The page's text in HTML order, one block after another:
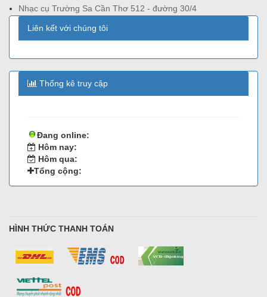
Nhạc cụ Trường Sa Cần Thơ 512 - đường 30/4
Liên kết với chúng tôi
Thống kê truy cập
Đang online:
Hôm nay:
Hôm qua:
Tổng cộng:
HÌNH THỨC THANH TOÁN